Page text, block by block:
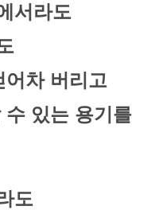
서라도
어차 버리고
있는 용기를
도